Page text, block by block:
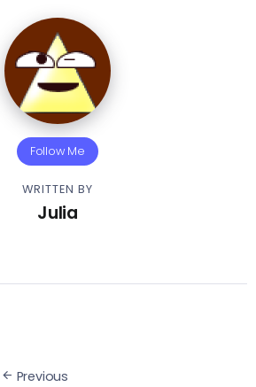
Follow Me
WRITTEN BY
Julia
Previous